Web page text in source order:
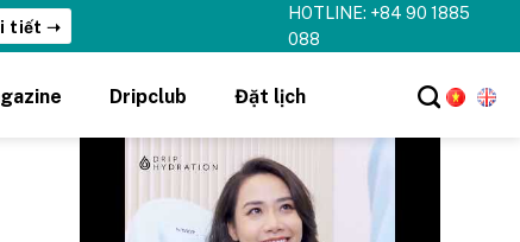
tiết ➝
HOTLINE: +84 90 1885
088
Dripclub Đặt lịch